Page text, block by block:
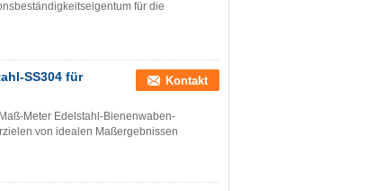
für die
SS304 für
Kontakt
Meter Edelstahl-Bienenwaben-
von idealen Maßergebnissen